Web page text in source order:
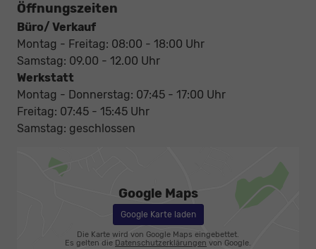
Öffnungszeiten
Büro/ Verkauf
Montag - Freitag: 08:00 - 18:00 Uhr
Samstag: 09.00 - 12.00 Uhr
Werkstatt
Montag - Donnerstag: 07:45 - 17:00 Uhr
Freitag: 07:45 - 15:45 Uhr
Samstag: geschlossen
Google Maps
Google Karte laden
Die Karte wird von Google Maps eingebettet.
Es gelten die Datenschutzerklärungen von Google.